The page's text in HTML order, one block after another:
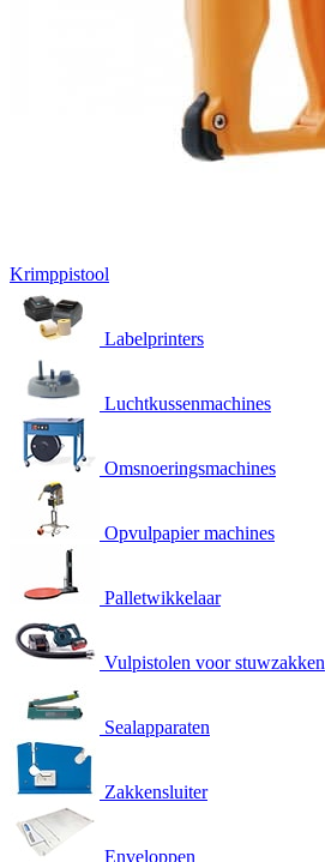
Krimppistool
Labelprinters
Luchtkussenmachines
Omsnoeringsmachines
Opvulpapier machines
Palletwikkelaar
Vulpistolen voor stuwzakken
Sealapparaten
Zakkensluiter
Enveloppen